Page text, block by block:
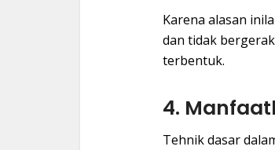
Karena alasan
dan tidak
terbentuk.
4.
Tehnik dasar